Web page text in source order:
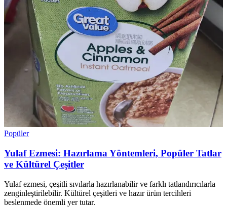
Popüler
Yulaf Ezmesi: Hazırlama Yöntemleri, Popüler Tatlar
ve Kültürel Çeşitler
Yulaf ezmesi, çeşitli sıvılarla hazırlanabilir ve farklı tatlandırıcılarla
zenginleştirilebilir. Kültürel çeşitleri ve hazır ürün tercihleri
beslenmede önemli yer tutar.